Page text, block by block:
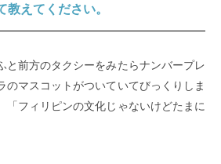
教えてください。
と前方のタクシーをみたらナンバープレ
のマスコットがついていてびっくりしま
「フィリピンの文化じゃないけどたまに